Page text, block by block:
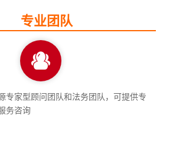
专业团队
专家型顾问团队和法务团队，可提供专
务咨询